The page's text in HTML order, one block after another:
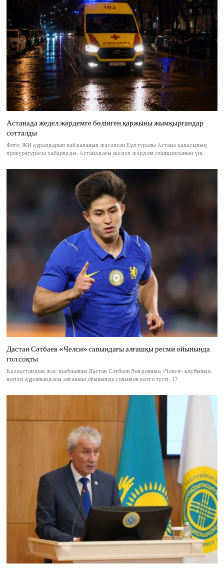
Астанада жедел жәрдемге бөлінген қаржыны жымқырғандар
сотталды
Фото: ЖИ құралдарын пайдаланып жасалған Бұл туралы Астана қаласының
прокуратурасы хабарлады. Астанадағы жедел жәрдем станциясының үш
Дастан Сәтбаев «Челси» сапындағы алғашқы ресми ойынында
гол соқты
Қазақстандық жас шабуылшы Дастан Сәтбаев Лондонның «Челси» клубының
негізгі құрамындағы алғашқы ойынында голымен көзге түсті. 17